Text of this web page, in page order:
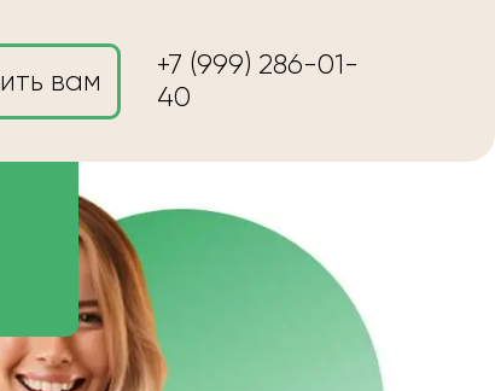
вам
+7 (999) 286-01-
40